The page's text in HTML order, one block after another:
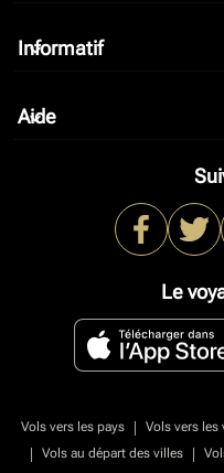
Informatif
keyboard_arrow_down
Aide
keyboard_arrow_down
Le
Vols vers les pays | Vols vers les
|
Vols au départ des villes |